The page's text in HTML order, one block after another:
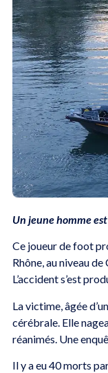
Un jeune homme
Ce joueur de foot
Rhône, au niveau
L’accident s’est
La victime, âgée
cérébrale. Elle
réanimés. Une
Il y a eu 40 morts